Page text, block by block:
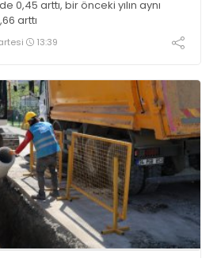
0,45 arttı, bir önceki yılın aynı
arttı
13:39